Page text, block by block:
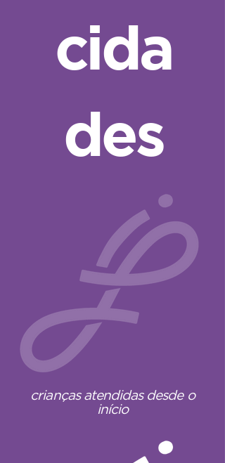
cida
des
crianças atendidas desde o
início